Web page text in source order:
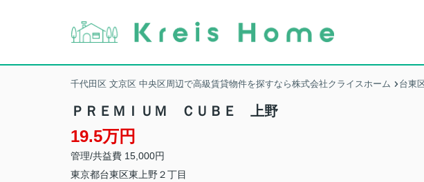
千代田区 文京区 中央区周辺で高級賃貸物件を探すなら株式会社クライスホーム 台東
ＰＲＥＭＩＵＭ ＣＵＢＥ 上野
19.5万円
管理/共益費 15,000円
東京都台東区東上野２丁目